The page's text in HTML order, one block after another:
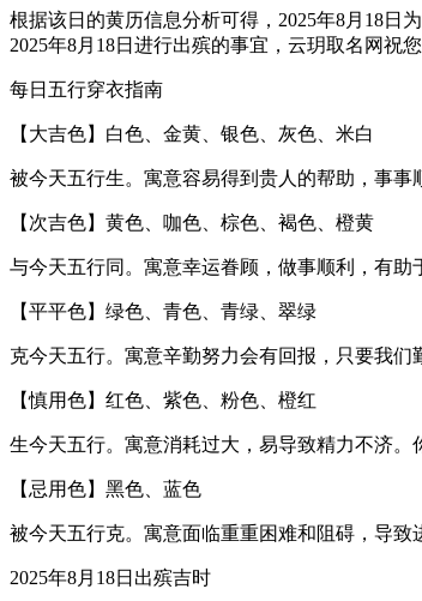
根据该日的黄历信息分析可得，2025年8月18日
2025年8月18日进行出殡的事宜，云玥取名网祝您
每日五行穿衣指南
【大吉色】白色、金黄、银色、灰色、米白
被今天五行生。寓意容易得到贵人的帮助，事
【次吉色】黄色、咖色、棕色、褐色、橙黄
与今天五行同。寓意幸运眷顾，做事顺利，有
【平平色】绿色、青色、青绿、翠绿
克今天五行。寓意辛勤努力会有回报，只要我
【慎用色】红色、紫色、粉色、橙红
生今天五行。寓意消耗过大，易导致精力不济
【忌用色】黑色、蓝色
被今天五行克。寓意面临重重困难和阻碍，导
2025年8月18日出殡吉时